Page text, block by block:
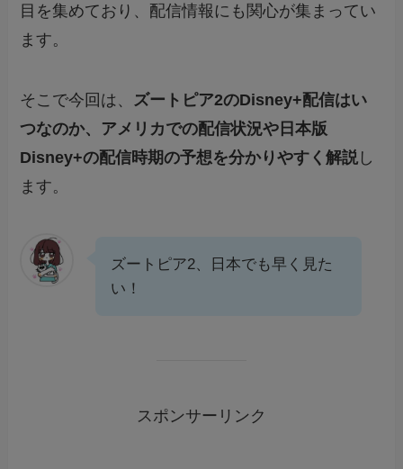
目を集めており、配信情報にも関心が集まってい
ます。
そこで今回は、 ズートピア2のDisney+配信はい
つなのか、アメリカでの配信状況や日本版
Disney+の配信時期の予想を分かりやすく解説 し
ます。
ズートピア2、日本でも早く見た
い！
スポンサーリンク